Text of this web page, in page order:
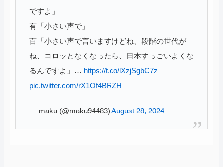
ですよ」
有「小さい声で」
百「小さい声で言いますけどね、段階の世代が
ね、コロッとなくなったら、日本すっごいよくな
るんですよ」… https://t.co/lXzjSgbC7z
pic.twitter.com/rX1Of4BRZH
— maku (@maku94483) August 28, 2024